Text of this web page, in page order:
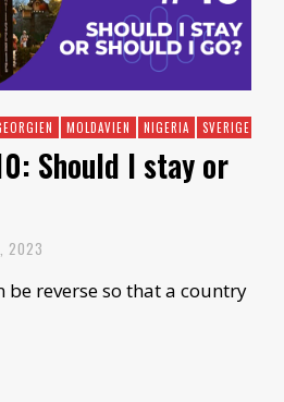
MOLDAVIEN NIGERIA SVERIGE
Should I stay or
2023
reverse so that a country